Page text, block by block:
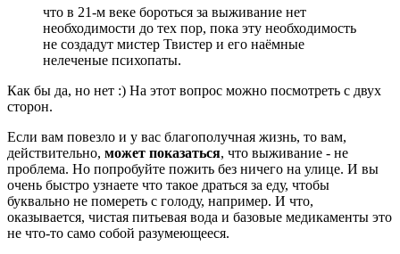
что в 21-м веке бороться за выживание нет
необходимости до тех пор, пока эту необходимость
не создадут мистер Твистер и его наёмные
нелеченые психопаты.
Как бы да, но нет :) На этот вопрос можно посмотреть с двух
сторон.
Если вам повезло и у вас благополучная жизнь, то вам,
действительно, может показаться, что выживание - не
проблема. Но попробуйте пожить без ничего на улице. И вы
очень быстро узнаете что такое драться за еду, чтобы
буквально не помереть с голоду, например. И что,
оказывается, чистая питьевая вода и базовые медикаменты это
не что-то само собой разумеющееся.